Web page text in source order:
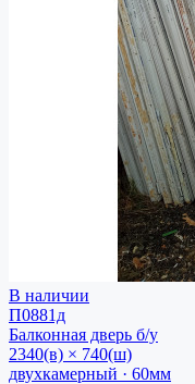
В наличии
П0881д
Балконная дверь б/у
2340(в) × 740(ш)
двухкамерный · 60мм